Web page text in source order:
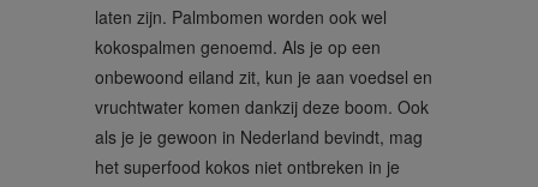
laten zijn. Palmbomen worden ook wel
kokospalmen genoemd. Als je op een
onbewoond eiland zit, kun je aan voedsel en
vruchtwater komen dankzij deze boom. Ook
als je je gewoon in Nederland bevindt, mag
het superfood kokos niet ontbreken in je